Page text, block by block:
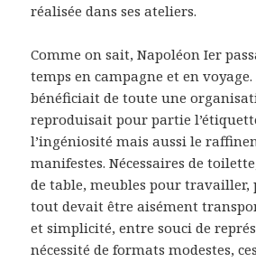
réalisée dans ses ateliers.
Comme on sait, Napoléon Ier
temps en campagne et en
bénéficiait de toute une
reproduisait pour partie
l’ingéniosité mais aussi le
manifestes. Nécessaires de
de table, meubles pour travailler,
tout devait être aisément
et simplicité, entre souci de
nécessité de formats modestes,